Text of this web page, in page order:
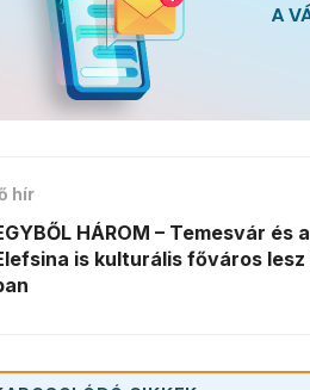
hír
HÁROM – Temesvár és
is kulturális főváros lesz